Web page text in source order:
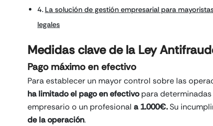
La solución de gestión empresarial para
legales
Medidas clave de la Ley
Pago máximo en efectivo
Para establecer un mayor control sobre las
ha limitado el pago en efectivopara
empresario o un profesional a 1.000€.Su
de la operación.